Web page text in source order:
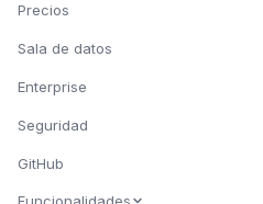
Precios
Sala de datos
Enterprise
Seguridad
GitHub